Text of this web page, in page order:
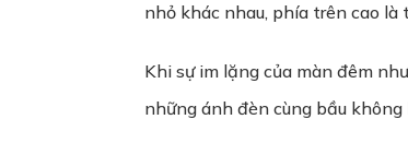
nhỏ khác nhau, phía trên cao
Khi sự im lặng của màn đêm
những ánh đèn cùng bầu